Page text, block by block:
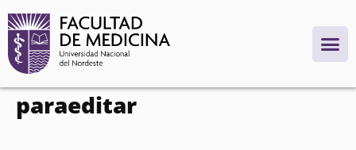
contenido
paraeditar